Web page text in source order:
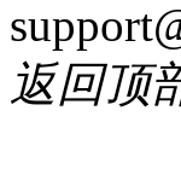
返回顶